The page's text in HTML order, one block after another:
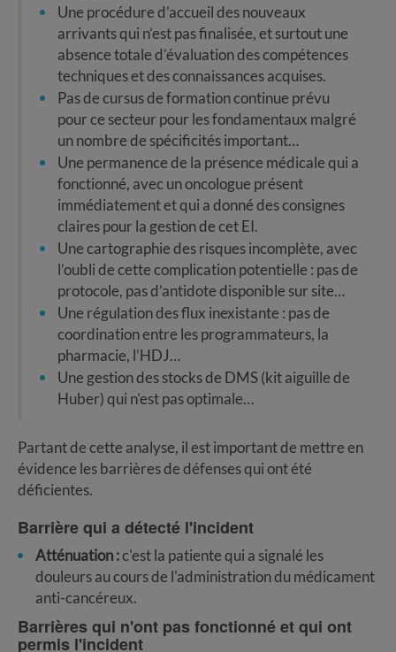
Une procédure d’accueil des nouveaux
arrivants qui n’est pas finalisée, et surtout une
absence totale d’évaluation des compétences
techniques et des connaissances acquises.
Pas de cursus de formation continue prévu
pour ce secteur pour les fondamentaux malgré
un nombre de spécificités important…
Une permanence de la présence médicale qui a
fonctionné, avec un oncologue présent
immédiatement et qui a donné des consignes
claires pour la gestion de cet EI.
Une cartographie des risques incomplète, avec
l’oubli de cette complication potentielle : pas de
protocole, pas d’antidote disponible sur site…
Une régulation des flux inexistante : pas de
coordination entre les programmateurs, la
pharmacie, l’HDJ…
Une gestion des stocks de DMS (kit aiguille de
Huber) qui n’est pas optimale…
Partant de cette analyse, il est important de mettre en
évidence les barrières de défenses qui ont été
déficientes.
Barrière qui a détecté l'incident
Atténuation :c'est la patiente qui a signalé les
douleurs au cours de l'administration du médicament
anti-cancéreux.
Barrières qui n'ont pas fonctionné et qui ont
permis l'incident